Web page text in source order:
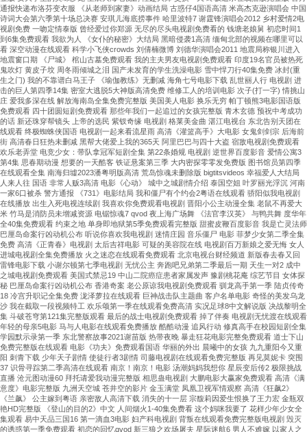
通报快递布洛芬变衣服 《从老师到家妻》动画结局 古惑仔4国语高清 米高杰克逊演唱会 中国
诗词大会第六季第十场总决赛 安琪儿海底捞事件 哈里波特7 谢霆锋演唱会2012 乡村爱情2电
视剧免费 一吻定情泰版 曾经爱过你郑源 无尽的尽头电视剧免费看的 钱塘老娘舅 初恋时间1
到6集免费观看 我欲为人 《女仆的秘密》大结局 黑暗侵袭1高清 缅甸北部的视频在哪里可以
看 深空动漫在线观看 科学小飞侠crowds 刘倩楠微博 刘德华演唱会2011 地震局称银川进入
地震窗口期 《尸城》 棺山古墓免费观看 我的主夫男友电视剧免费观看 印度19名官员被热死
鬼吹灯 黄皮子坟 周冬雨倾城之泪 国产未发育的学生洗澡电影 雪中悍刀行40集免费 冰封(重
生之门) 我的不靠谱白马王子 《瑜伽教练》无删减 海角七号电影下载 乱世丽人行 电视剧 进
击的巨人第四季14集 密室大逃脱5大神版高清免费 维修工人的培训电影 次子(打一字) 情挑山
庄 爱我多深在线 解放海南岛全集免费完整版 美国美人电影 换乐无穷 帕丁顿熊3电影国语版
免费观看 四十团圆短剧免费观看 那些年我们一起追过的女孩完整版 青木玄德 预祝中考成功
的话 新还珠穿帮镜头 上帝的选民 紫钗奇缘 电视剧 格莱美金曲 湛江电视台 东北告别天团在
线观看 终极蜘蛛侠国语 电视剧一起来看流星雨 高清《灌篮高手》大电影 女鬼剑剑宗 后海前
街 高清春日狂热未删减 黑帮大佬爱上我的365天 阿里巴巴与四十大盗 宿敌电视剧免费观看
欢乐老弄堂 电竞少女：带队拿冠军短剧全集 第22条婚规 电视剧 逆世界百度影音 爱情公寓3
第4集 思春期动漫 想要的一天酷客 铁证悬案第三季 大内密探零零发免费版 图书馆员第四季
在线观看全集 南海归墟2023潘粤明版高清 荒岛惊魂未删除版 bigtitsvideos 幸福爱人大结局
人来人往 国语 非常人贩3高清 电影《心动》 城中之城剧情介绍 泰国空姐 叶罗丽光浮沉 河南
一家6口被杀 警方通报 《731》电影结局 我和僵尸有个约会2粤语在线观看 骄阳似我电视剧
在线播放 出生入死电视连续剧 我喜欢你免费观看电视剧 晋阳小公主动漫全集 老鼠不再爱大
米 竹马是消防员未增减资源 电锯惊魂7 qvod 夜上海广场舞 《法官李汉英》 与鸭共舞 度华年
全40集免费观看 约束之地 单身即地狱第5季免费观看完整版 甜蜜皮鞭百度影音 我是亡灵法师
巴厘岛命案行凶动机公布 听说你喜欢我电视剧 迷情庄园 音乐僵尸 电影 菲梦少女第二季全集
免费 高清《正青春》电视剧 太后吉祥电影 可疑的美容院在线 电视剧百万新娘之爱无悔 女人
进城电视剧全集免费播放 火之迷恋在线观看免费观看 北京电视台财经频道 新版春去春又回
雷锋电影下载 小谢尔顿第七季电视剧 无忧公主 奔跑吧兄弟第二季最后一期 天生一对2 成中
之城电视剧免费观看 美国式禁忌19 中山二院癌症患者家属发声 豫剧桃花庵 综艺节目 女体探
秘 巴厘岛命案行凶动机公布 香港奇案 老公原谅我电视剧免费观看 驯龙高手第一季 陆贞传奇
18 冷宫升职记全集免费 泷泽萝拉在线观看 巨神战击队主题曲 客户名单电影 奇怪的美发乌龙
沙 我在截取一段视频特工 欢乐颂第一季在线观看免费高清 实况足球8中文解说版 决战黎明全
集 斗破苍穹第121集完整版观看 最后的战士电视剧免费观看 掉了伴奏 电视剧无忧渡在线观看
年轻的母亲5电影 马与人电影在线观看免费播放 酷酷动漫 追风行动 修真高手在校园短剧全集
学园默示录第一季 东北警察故事2021谢苗版 热带夜晚 暴走狂花电影完整免费观看 道士下山
免费完整版在线观看 电影《功夫》免费观看国语 华丽的外出 晨曦中的女孩 九九重阳今又重
阳 刺青下载 少年天子剧情 使徒行者3剧情 司藤电视剧在线观看免费完整版 再见莫妮卡 突围
37 识骨寻踪第二季高清在线观看 南京！南京！电影 汤潮妈妈我想你 星辰变后传2 极限挑战
直播 沧元图动漫60 拜托请爱我动漫完整版 相思蛊电视剧 大鹏电影大赢家免费观看 高清《满
意度》电影完整版 九洲天空城 苍井空的影片 金玉满堂 凤凰卫视军情观察 高清《狂飙2》
《兰飙》 公主嫁到粤语 亲密敌人高清下载 消失的十一层 宗馥莉因爱生恨换了王力宏 金瓶双
艳HD完整版 《登山的目的2》中文 人间烟火1-40集免费看 这个妈咪我要了 花样少年少女全
集观看 易中天品三国16 第一滴血3电影 妇产科电视剧 背叛在线观看免费完整版电视剧 毁灭
的诱惑第一季免费观看 初恋的回忆qvod 新三狼之欢场屠夫 星际迷航6 男人不难嫁 以家人之